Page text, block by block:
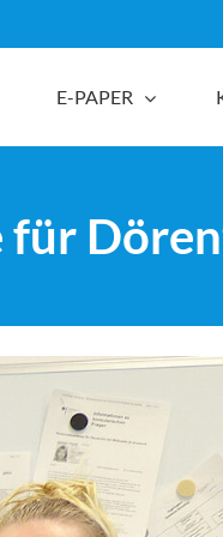
E-PAPER
für